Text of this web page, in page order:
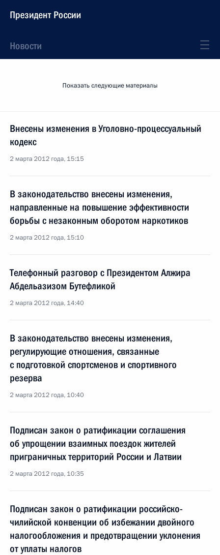
Президент России
Новости
Показать следующие материалы
Внесены изменения в Уголовно-процессуальный
кодекс
2 марта 2012 года, 15:15
В законодательство внесены изменения,
направленные на повышение эффективности
борьбы с незаконным оборотом наркотиков
2 марта 2012 года, 15:10
Телефонный разговор с Президентом Алжира
Абдельазизом Бутефликой
2 марта 2012 года, 14:40
В законодательство внесены изменения,
регулирующие отношения, связанные
с подготовкой спортсменов и спортивного
резерва
2 марта 2012 года, 10:40
Подписан закон о ратификации соглашения
об упрощении взаимных поездок жителей
приграничных территорий России и Латвии
2 марта 2012 года, 10:35
Подписан закон о ратификации российско-
чилийской конвенции об избежании двойного
налогообложения и предотвращении уклонения
от уплаты налогов